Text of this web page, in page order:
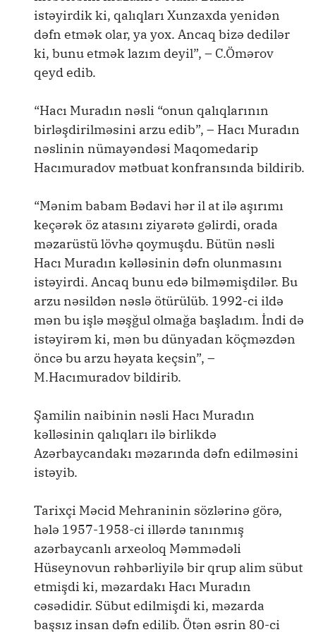
istəyirdik ki, qalıqları Xunzaxda yenidən
dəfn etmək olar, ya yox. Ancaq bizə dedilər
ki, bunu etmək lazım deyil”, – C.Ömərov
qeyd edib.
“Hacı Muradın nəsli “onun qalıqlarının
birləşdirilməsini arzu edib”, – Hacı Muradın
nəslinin nümayəndəsi Maqomedarip
Hacımuradov mətbuat konfransında bildirib.
“Mənim babam Bədavi hər il at ilə aşırımı
keçərək öz atasını ziyarətə gəlirdi, orada
məzarüstü lövhə qoymuşdu. Bütün nəsli
Hacı Muradın kəlləsinin dəfn olunmasını
istəyirdi. Ancaq bunu edə bilməmişdilər. Bu
arzu nəsildən nəslə ötürülüb. 1992-ci ildə
mən bu işlə məşğul olmağa başladım. İndi də
istəyirəm ki, mən bu dünyadan köçməzdən
öncə bu arzu həyata keçsin”, –
M.Hacımuradov bildirib.
Şamilin naibinin nəsli Hacı Muradın
kəlləsinin qalıqları ilə birlikdə
Azərbaycandakı məzarında dəfn edilməsini
istəyib.
Tarixçi Məcid Mehraninin sözlərinə görə,
hələ 1957-1958-ci illərdə tanınmış
azərbaycanlı arxeoloq Məmmədəli
Hüseynovun rəhbərliyilə bir qrup alim sübut
etmişdi ki, məzardakı Hacı Muradın
cəsədidir. Sübut edilmişdi ki, məzarda
başsız insan dəfn edilib. Ötən əsrin 80-ci